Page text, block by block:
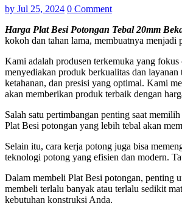
by Jul 25, 2024 0 Comment
Harga Plat Besi Potongan Tebal 20mm
kokoh dan tahan lama, membuatnya
Kami adalah produsen terkemuka yang fokus
menyediakan produk berkualitas dan
ketahanan, dan presisi yang optimal. Kami
akan memberikan produk terbaik dengan
Salah satu pertimbangan penting saat
Plat Besi potongan yang lebih tebal akan
Selain itu, cara kerja potong juga bisa
teknologi potong yang efisien dan modern.
Dalam membeli Plat Besi potongan, penting
membeli terlalu banyak atau terlalu sedikit
kebutuhan konstruksi Anda.